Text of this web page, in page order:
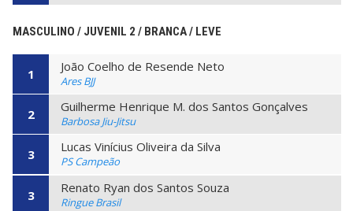
MASCULINO / JUVENIL 2 / BRANCA / LEVE
1 João Coelho de Resende Neto
Ares BJJ
2 Guilherme Henrique M. dos Santos Gonçalves
Barbosa Jiu-Jitsu
3 Lucas Vinícius Oliveira da Silva
PS Campeão
3 Renato Ryan dos Santos Souza
Ringue Brasil